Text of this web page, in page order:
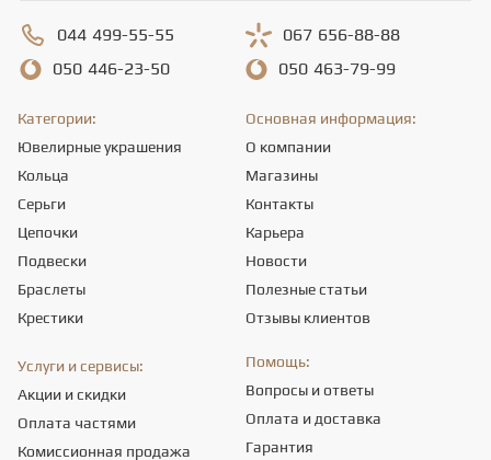
044 499-55-55
050 446-23-50
067 656-88-88
050 463-79-99
Категории:
Ювелирные украшения
Кольца
Серьги
Цепочки
Подвески
Браслеты
Крестики
Основная информация:
О компании
Магазины
Контакты
Карьера
Новости
Полезные статьи
Отзывы клиентов
Услуги и сервисы:
Акции и скидки
Оплата частями
Комиссионная продажа
Помощь:
Вопросы и ответы
Оплата и доставка
Гарантия